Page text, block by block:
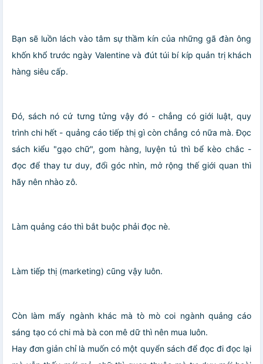
Bạn sẽ luồn lách vào tâm sự thầm kín của những gã đàn ông
khốn khổ trước ngày Valentine và đút túi bí kíp quản trị khách
hàng siêu cấp.
Đó, sách nó cứ tưng tửng vậy đó - chẳng có giới luật, quy
trình chi hết - quảng cáo tiếp thị gì còn chẳng có nữa mà. Đọc
sách kiểu "gạo chữ", gom hàng, luyện tủ thì bể kèo chắc -
đọc để thay tư duy, đổi góc nhìn, mở rộng thế giới quan thì
hãy nên nhào zô.
Làm quảng cáo thì bắt buộc phải đọc nè.
Làm tiếp thị (marketing) cũng vậy luôn.
Còn làm mấy ngành khác mà tò mò coi ngành quảng cáo
sáng tạo có chi mà bà con mê dữ thì nên mua luôn.
Hay đơn giản chỉ là muốn có một quyển sách để đọc đi đọc lại